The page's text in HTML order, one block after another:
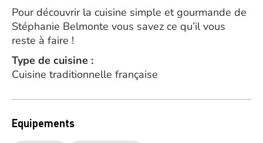
Pour découvrir la cuisine simple et gourmande de
Stéphanie Belmonte vous savez ce qu’il vous
reste à faire !
Type de cuisine :
Cuisine traditionnelle française
Equipements